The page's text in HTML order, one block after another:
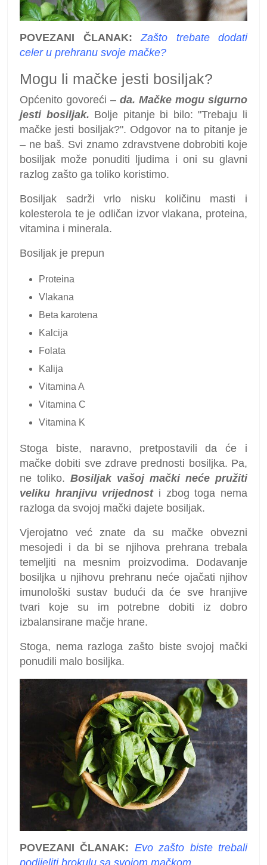
POVEZANI ČLANAK:
Zašto trebate dodati
celer u prehranu svoje mačke?
Mogu li mačke jesti bosiljak?
Općenito govoreći – da. Mačke mogu sigurno
jesti bosiljak. Bolje pitanje bi bilo: "Trebaju li
mačke jesti bosiljak?". Odgovor na to pitanje je
– ne baš. Svi znamo zdravstvene dobrobiti koje
bosiljak može ponuditi ljudima i oni su glavni
razlog zašto ga toliko koristimo.
Bosiljak sadrži vrlo nisku količinu masti i
kolesterola te je odličan izvor vlakana, proteina,
vitamina i minerala.
Bosiljak je prepun
Proteina
Vlakana
Beta karotena
Kalcija
Folata
Kalija
Vitamina A
Vitamina C
Vitamina K
Stoga biste, naravno, pretpostavili da će i
mačke dobiti sve zdrave prednosti bosiljka. Pa,
ne toliko. Bosiljak vašoj mački neće pružiti
veliku hranjivu vrijednosti zbog toga nema
razloga da svojoj mački dajete bosiljak.
Vjerojatno već znate da su mačke obvezni
mesojedi i da bi se njihova prehrana trebala
temeljiti na mesnim proizvodima. Dodavanje
bosiljka u njihovu prehranu neće ojačati njihov
imunološki sustav budući da će sve hranjive
tvari koje su im potrebne dobiti iz dobro
izbalansirane mačje hrane.
Stoga, nema razloga zašto biste svojoj mački
ponudili malo bosiljka.
POVEZANI ČLANAK: Evo zašto biste trebali